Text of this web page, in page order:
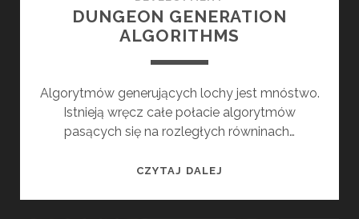
DUNGEON GENERATION
ALGORITHMS
Algorytmów generujących lochy jest mnóstwo.
Istnieją wręcz całe połacie algorytmów
pasących się na rozległych równinach…
CZYTAJ DALEJ